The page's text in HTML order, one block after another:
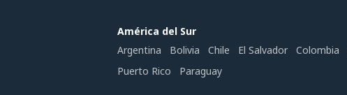
América del Sur
Argentina
Bolivia Chile El Salvador Colombia
Puerto Rico
Paraguay